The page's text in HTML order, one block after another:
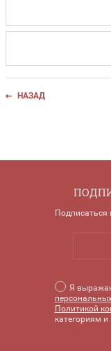
НАЗАД
Подписаться
Я
Политикой
категориям